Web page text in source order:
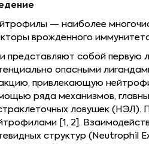
— наиболее
врожденного
представляют собой первую
опасными
привлекающую
ряда механизмов,
ловушек (НЭЛ).
[1, 2].
структур (Neutrophil